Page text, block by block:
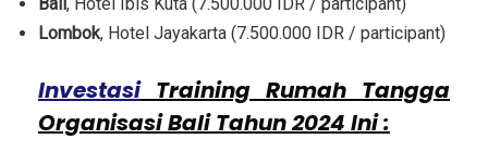
Lombok, Hotel Jayakarta (7.500.000 IDR / participant)
InvestasiTraining Rumah Tangga
Organisasi Bali Tahun 2024 Ini :